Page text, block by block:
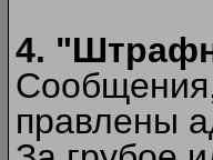
4.
правлены